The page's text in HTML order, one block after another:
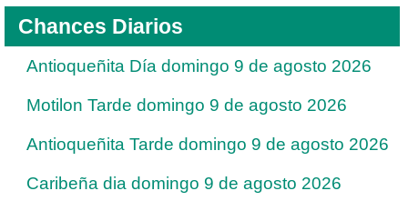
Chances Diarios
Antioqueñita Día domingo 9 de agosto 2026
Motilon Tarde domingo 9 de agosto 2026
Antioqueñita Tarde domingo 9 de agosto 2026
Caribeña dia domingo 9 de agosto 2026